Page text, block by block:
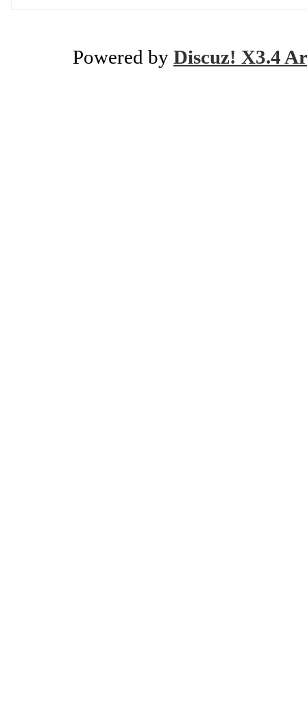
Powered by Discuz! X3.4